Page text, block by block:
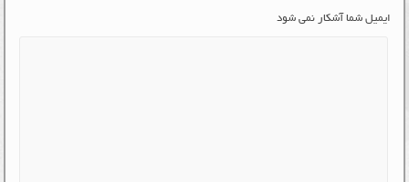
ایمیل شما آشکار نمی شود